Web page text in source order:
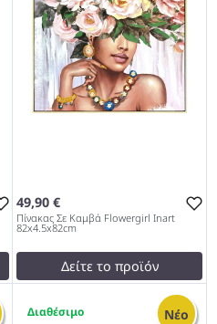
49,90 €
Πίνακας Σε Καμβά Flowergirl Inart
82x4.5x82cm
Δείτε το προϊόν
testFalse
Νέο